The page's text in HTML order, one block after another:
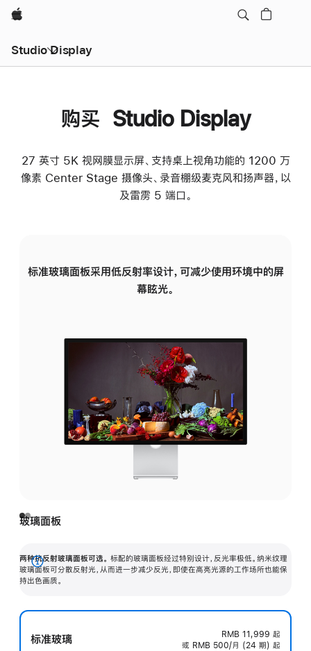
Apple
Studio Display
购买 Studio Display
27 英寸 5K 视网膜显示屏、支持桌上视角功能的 1200 万
像素 Center Stage 摄像头、录音棚级麦克风和扬声器，以
及雷雳 5 端口。
标准玻璃面板采用低反射率设计，可减少使用环境中的屏
幕眩光。
玻璃面板
两种抗反射玻璃面板可选。 标配的玻璃面板经过特别设计，反光率极低。纳米纹理
玻璃面板可分散反射光，从而进一步减少反光，即使在高亮光源的工作场所也能保
持出色画质。
展
开
标准玻璃 RMB 11,999 起
或 RMB 500/月 (24 期) 起